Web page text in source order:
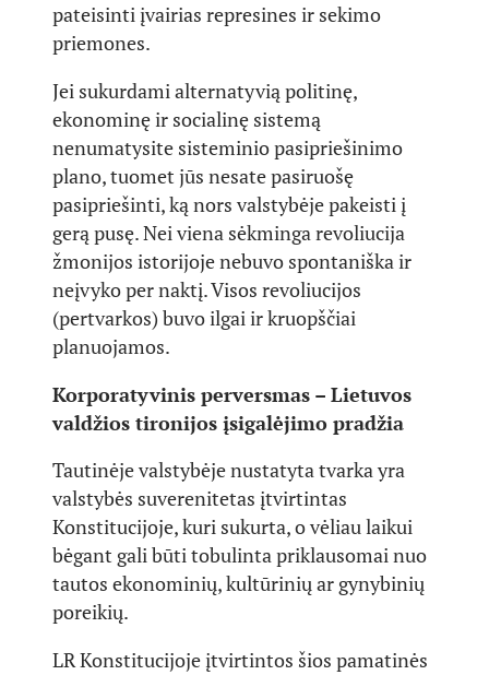
pateisinti įvairias represines ir sekimo
priemones.
Jei sukurdami alternatyvią politinę,
ekonominę ir socialinę sistemą
nenumatysite sisteminio pasipriešinimo
plano, tuomet jūs nesate pasiruošę
pasipriešinti, ką nors valstybėje pakeisti į
gerą pusę. Nei viena sėkminga revoliucija
žmonijos istorijoje nebuvo spontaniška ir
neįvyko per naktį. Visos revoliucijos
(pertvarkos) buvo ilgai ir kruopščiai
planuojamos.
Korporatyvinis perversmas – Lietuvos
valdžios tironijos įsigalėjimo pradžia
Tautinėje valstybėje nustatyta tvarka yra
valstybės suverenitetas įtvirtintas
Konstitucijoje, kuri sukurta, o vėliau laikui
bėgant gali būti tobulinta priklausomai nuo
tautos ekonominių, kultūrinių ar gynybinių
poreikių.
LR Konstitucijoje įtvirtintos šios pamatinės